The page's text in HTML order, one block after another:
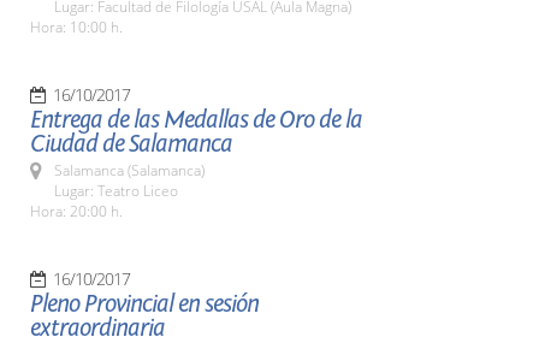
Lugar: Facultad de Filología USAL (Aula Magna)
Hora: 10:00 h.
16/10/2017
Entrega de las Medallas de Oro de la
Ciudad de Salamanca
Salamanca (Salamanca)
Lugar: Teatro Liceo
Hora: 20:00 h.
16/10/2017
Pleno Provincial en sesión
extraordinaria